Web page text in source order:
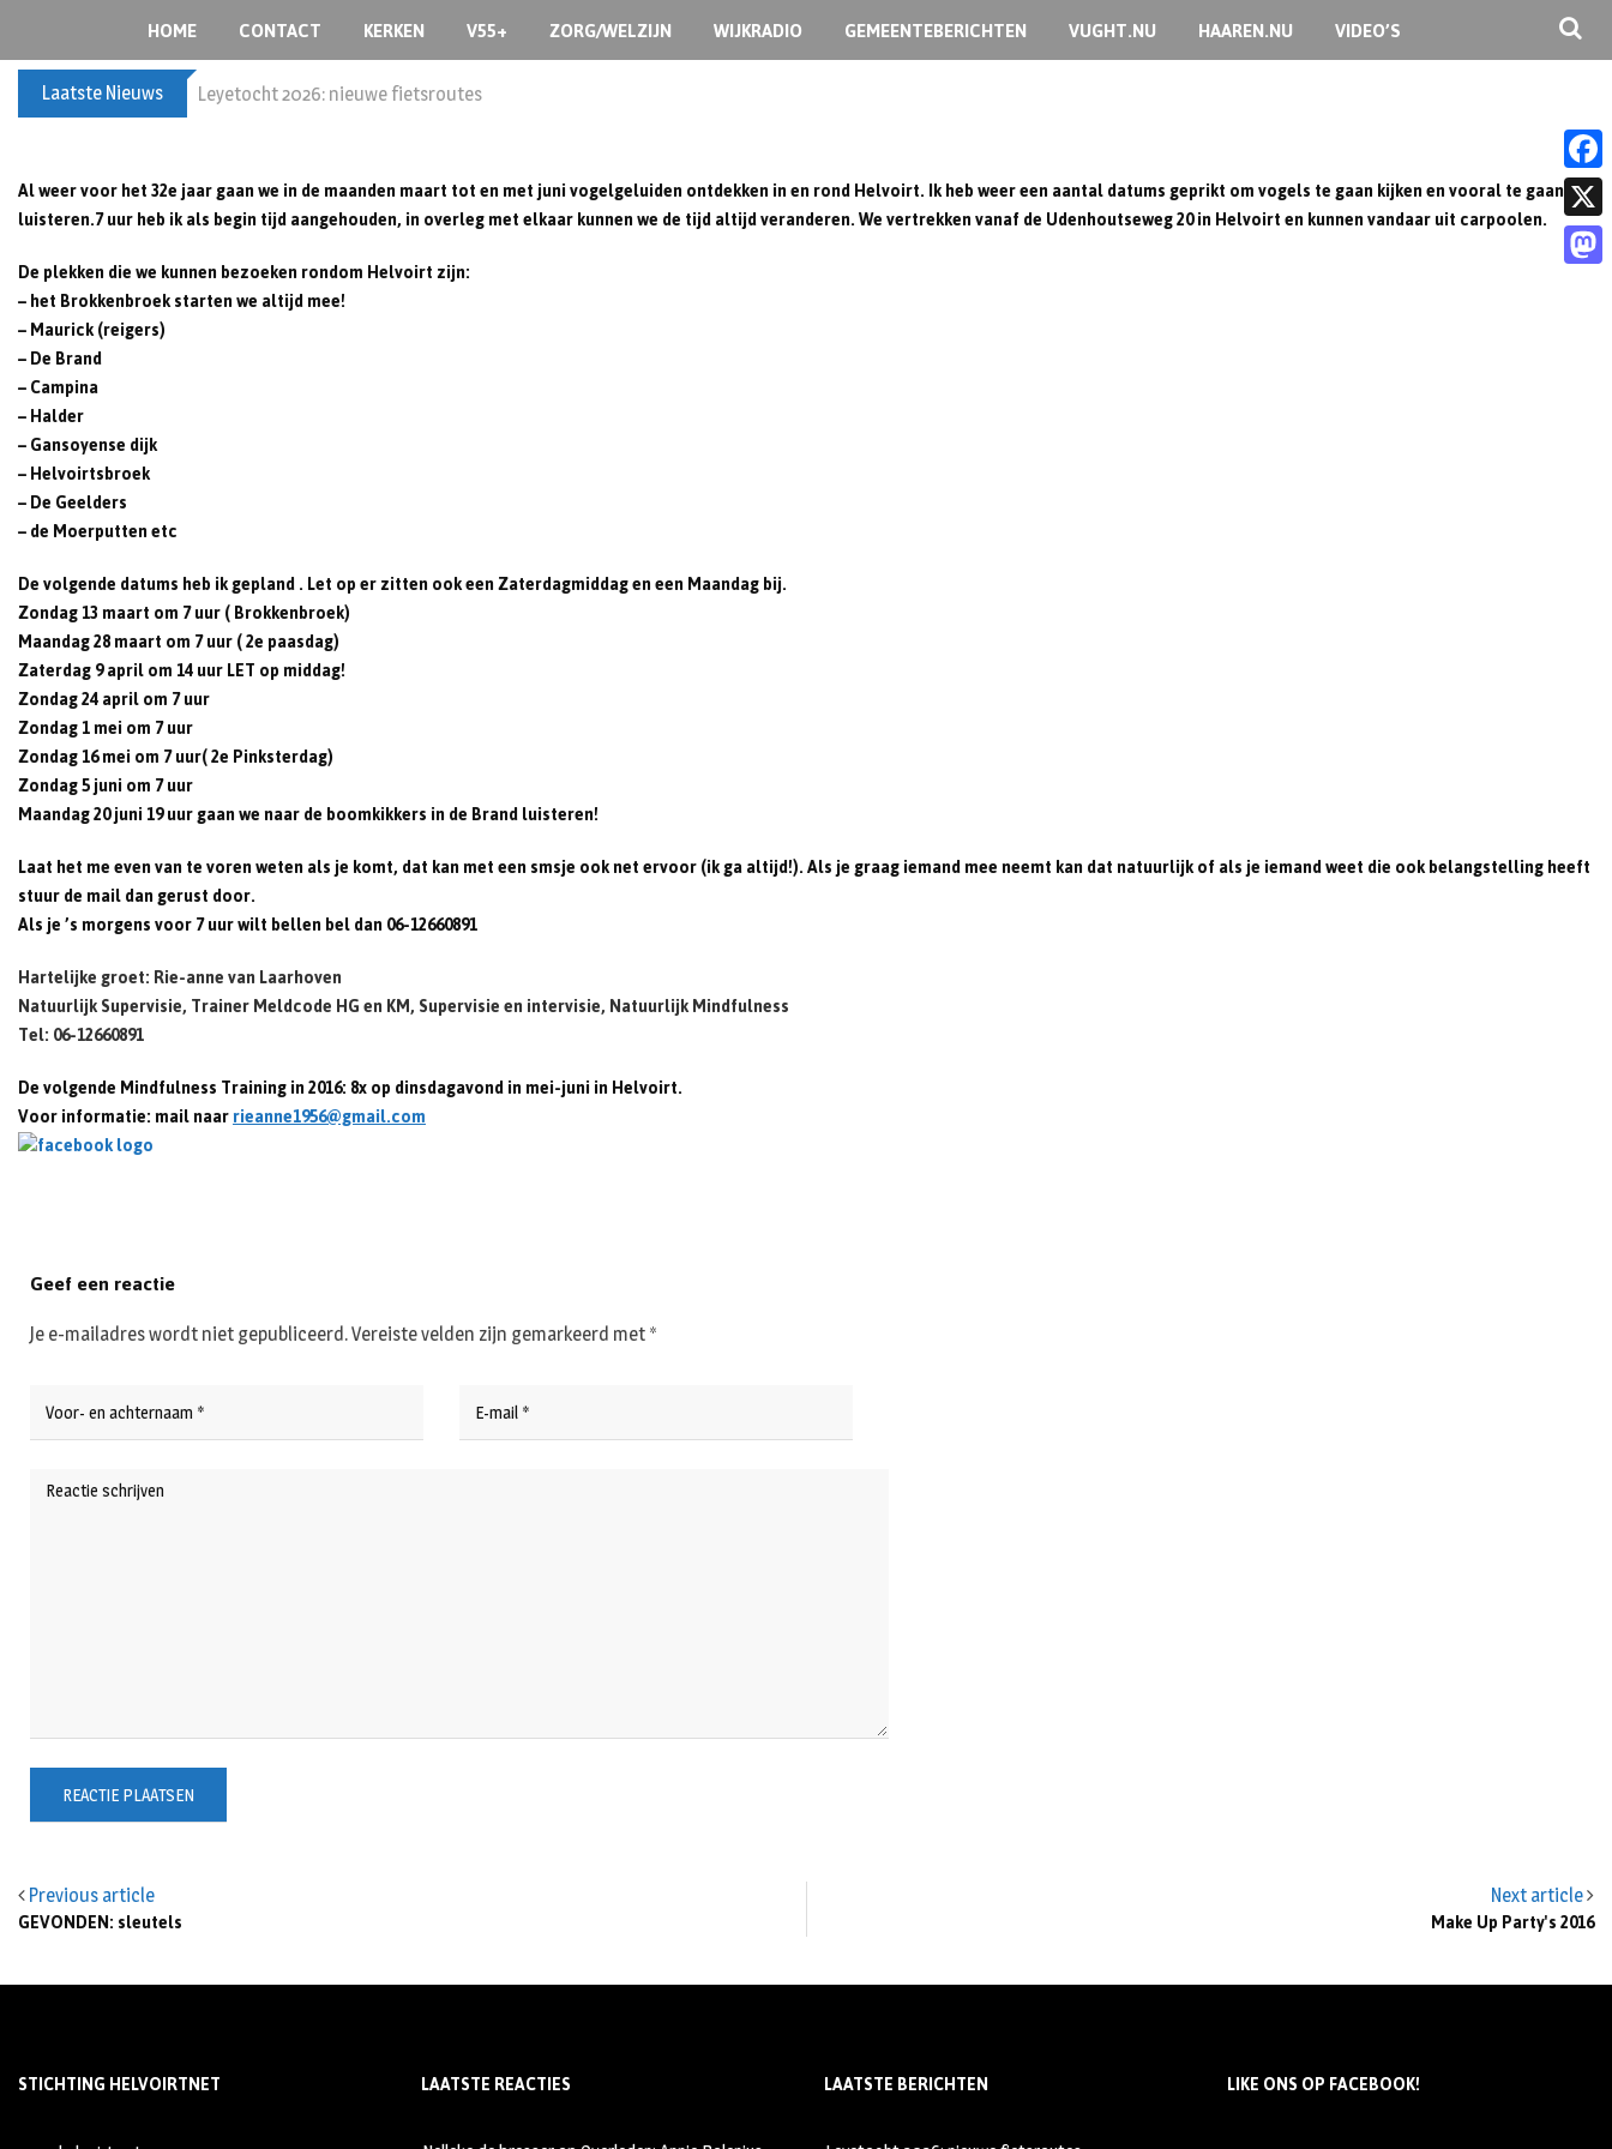
content
HOME CONTACT KERKEN V55+ ZORG/WELZIJN WIJKRADIO GEMEENTEBERICHTEN VUGHT.NU HAAREN.NU VIDEO’S
Laatste Nieuws 60+ en nog zin om te voetballen? Kom Walking Footballen!
Al weer voor het 32e jaar gaan we in de maanden maart tot en met juni vogelgeluiden ontdekken in en rond Helvoirt. Ik heb weer een aantal datums geprikt om vogels te gaan kijken en vooral te gaan
luisteren.7 uur heb ik als begin tijd aangehouden, in overleg met elkaar kunnen we de tijd altijd veranderen. We vertrekken vanaf de Udenhoutseweg 20 in Helvoirt en kunnen vandaar uit carpoolen.
De plekken die we kunnen bezoeken rondom Helvoirt zijn:
– het Brokkenbroek starten we altijd mee!
– Maurick (reigers)
– De Brand
– Campina
– Halder
– Gansoyense dijk
– Helvoirtsbroek
– De Geelders
– de Moerputten etc
De volgende datums heb ik gepland . Let op er zitten ook een Zaterdagmiddag en een Maandag bij.
Zondag 13 maart om 7 uur ( Brokkenbroek)
Maandag 28 maart om 7 uur ( 2e paasdag)
Zaterdag 9 april om 14 uur LET op middag!
Zondag 24 april om 7 uur
Zondag 1 mei om 7 uur
Zondag 16 mei om 7 uur( 2e Pinksterdag)
Zondag 5 juni om 7 uur
Maandag 20 juni 19 uur gaan we naar de boomkikkers in de Brand luisteren!
Laat het me even van te voren weten als je komt, dat kan met een smsje ook net ervoor (ik ga altijd!). Als je graag iemand mee neemt kan dat natuurlijk of als je iemand weet die ook belangstelling heeft
stuur de mail dan gerust door.
Als je ’s morgens voor 7 uur wilt bellen bel dan06-12660891
Hartelijke groet: Rie-anne van Laarhoven
Natuurlijk Supervisie, Trainer Meldcode HG en KM, Supervisie en intervisie, Natuurlijk Mindfulness
Tel: 06-12660891
De volgende Mindfulness Training in 2016: 8x op dinsdagavond in mei-juni in Helvoirt.
Voor informatie: mail naarrieanne1956@gmail.com
Previous article
GEVONDEN: sleutels
Next article
Make Up Party's 2016
Geef een reactie
Je e-mailadres wordt niet gepubliceerd.Vereiste velden zijn gemarkeerd met *
STICHTING HELVOIRTNET LAATSTE REACTIES LAATSTE BERICHTEN LIKE ONS OP FACEBOOK!
F
a
c
X